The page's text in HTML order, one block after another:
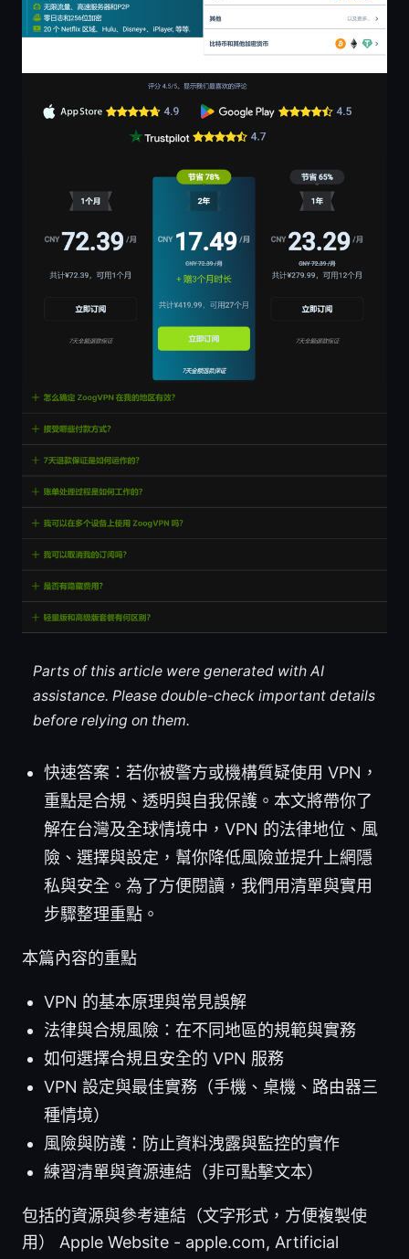
Parts of this article were generated with AI
assistance. Please double-check important details
before relying on them.
快速答案：若你被警方或機構質疑使用 VPN，
重點是合規、透明與自我保護。本文將帶你了
解在台灣及全球情境中，VPN 的法律地位、風
險、選擇與設定，幫你降低風險並提升上網隱
私與安全。為了方便閱讀，我們用清單與實用
步驟整理重點。
本篇內容的重點
VPN 的基本原理與常見誤解
法律與合規風險：在不同地區的規範與實務
如何選擇合規且安全的 VPN 服務
VPN 設定與最佳實務（手機、桌機、路由器三
種情境）
風險與防護：防止資料洩露與監控的實作
練習清單與資源連結（非可點擊文本）
包括的資源與參考連結（文字形式，方便複製使
用） Apple Website - apple.com, Artificial